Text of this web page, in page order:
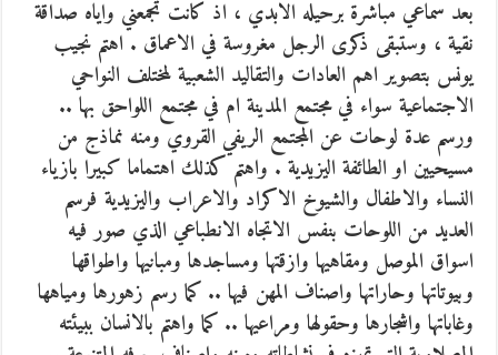
بعد سماعي مباشرة برحيله الابدي ، اذ كانت تجمعني واياه صداقة
نقية ، وستبقى ذكرى الرجل مغروسة في الاعماق . اهتم نجيب
يونس بتصوير اهم العادات والتقاليد الشعبية لمختلف النواحي
الاجتماعية سواء في مجتمع المدينة ام في مجتمع اللواحق بها ..
ورسم عدة لوحات عن المجتمع الريفي القروي ومنه نماذج من
مسيحيين او الطائفة اليزيدية . واهتم كذلك اهتماما كبيرا بازياء
النساء والاطفال والشيوخ الاكراد والاعراب واليزيدية فرسم
العديد من اللوحات بنفس الاتجاه الانطباعي الذي صور فيه
اسواق الموصل ومقاهيها وازقتها ومساجدها ومبانيها واطواقها
وبيوتاتها وحاراتها واصناف المهن فيها .. كما رسم زهورها ومياهها
وغاباتها واشجارها وحقولها ومراعيها .. كما واهتم بالانسان ببيئته